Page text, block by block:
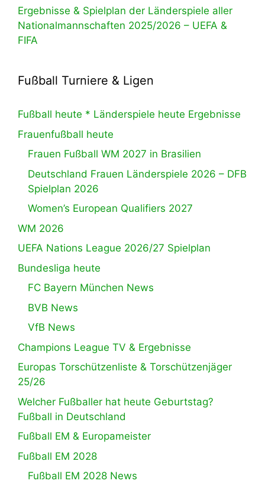
Ergebnisse & Spielplan der Länderspiele aller
Nationalmannschaften 2025/2026 – UEFA &
FIFA
Fußball Turniere & Ligen
Fußball heute * Länderspiele heute Ergebnisse
Frauenfußball heute
Frauen Fußball WM 2027 in Brasilien
Deutschland Frauen Länderspiele 2026 – DFB
Spielplan 2026
Women’s European Qualifiers 2027
WM 2026
UEFA Nations League 2026/27 Spielplan
Bundesliga heute
FC Bayern München News
BVB News
VfB News
Champions League TV & Ergebnisse
Europas Torschützenliste & Torschützenjäger
25/26
Welcher Fußballer hat heute Geburtstag?
Fußball in Deutschland
Fußball EM & Europameister
Fußball EM 2028
Fußball EM 2028 News